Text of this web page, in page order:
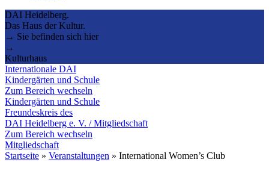
DAI Heidelberg.
Das Haus der Kultur.
→ Sie befinden sich hier
→
Kulturhaus
Internationale DAI
Kindergärten und Schule
Zum Bereich wechseln
Kindergärten und Schule
Freundeskreis des
DAI Heidelberg e. V. / Mitgliedschaft
Zum Bereich wechseln
Mitgliedschaft
Startseite » Veranstaltungen » International Women’s Club